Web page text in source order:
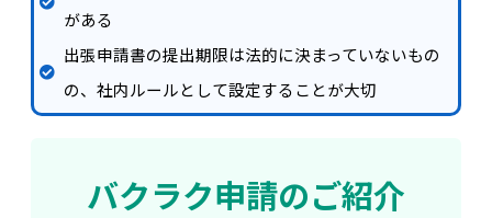
がある
出張申請書の提出期限は法的に決まっていないもの
の、社内ルールとして設定することが大切
バクラク申請のご紹介